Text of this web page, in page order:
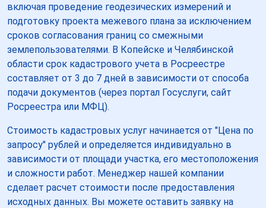
включая проведение геодезических измерений и
подготовку проекта межевого плана за исключением
сроков согласования границ со смежными
землепользователями. В Копейске и Челябинской
области срок кадастрового учета в Росреестре
составляет от 3 до 7 дней в зависимости от способа
подачи документов (через портал Госуслуги, сайт
Росреестра или МФЦ).
Стоимость кадастровых услуг начинается от "Цена по
запросу" рублей и определяется индивидуально в
зависимости от площади участка, его местоположения
и сложности работ. Менеджер нашей компании
сделает расчет стоимости после предоставления
исходных данных. Вы можете оставить заявку на